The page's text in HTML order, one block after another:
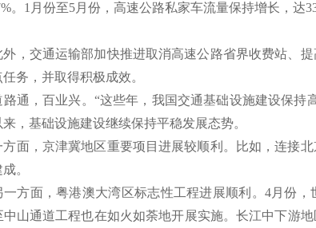
。1月份至5月份，高速公路私家车流量保持增长，
交通运输部加快推进取消高速公路省界收费站、提
务，并取得积极成效。
，百业兴。“这些年，我国交通基础设施建设保持
，基础设施建设继续保持平稳发展态势。
，京津冀地区重要项目进展较顺利。比如，连接北
。
面，粤港澳大湾区标志性工程进展顺利。4月份，
中山通道工程也在如火如荼地开展实施。长江中下游